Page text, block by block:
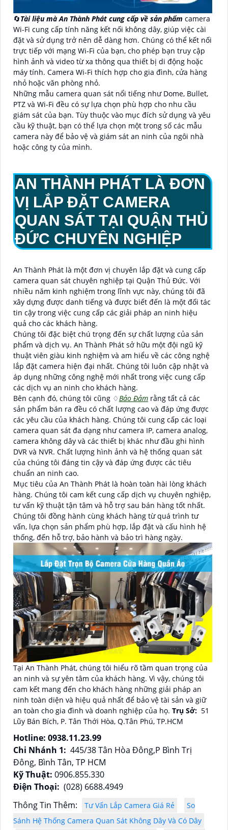
🔄Tài liệu mà An Thành Phát cung cấp về sản phẩm camera
Wi-Fi cung cấp tính năng kết nối không dây, giúp việc cài
đặt và sử dụng trở nên dễ dàng hơn. Chúng có thể kết nối
trực tiếp với mạng Wi-Fi của bạn, cho phép bạn truy cập
hình ảnh và video từ xa thông qua thiết bị di động hoặc
máy tính. Camera Wi-Fi thích hợp cho gia đình, cửa hàng
nhỏ hoặc văn phòng nhỏ.
Những mẫu camera quan sát nổi tiếng như Dome, Bullet,
PTZ và Wi-Fi đều có sự lựa chọn phù hợp cho nhu cầu
giám sát của bạn. Tùy thuộc vào mục đích sử dụng và yêu
cầu kỹ thuật, bạn có thể lựa chọn một trong số các mẫu
camera này để bảo vệ và giám sát an ninh của ngôi nhà
hoặc công ty của mình.
AN THÀNH PHÁT LÀ ĐƠN
VỊ LẮP ĐẶT CAMERA
QUAN SÁT TẠI QUẬN THỦ
ĐỨC CHUYÊN NGHIỆP
An Thành Phát là một đơn vị chuyên lắp đặt và cung cấp
camera quan sát chuyên nghiệp tại Quận Thủ Đức. Với
nhiều năm kinh nghiệm trong lĩnh vực này, chúng tôi đã
xây dựng được danh tiếng và được biết đến là một đối tác
tin cậy trong việc cung cấp các giải pháp an ninh hiệu
quả cho các khách hàng.
Chúng tôi đặc biệt chú trọng đến sự chất lượng của sản
phẩm và dịch vụ. An Thành Phát sở hữu một đội ngũ kỹ
thuật viên giàu kinh nghiệm và am hiểu về các công nghệ
lắp đặt camera hiện đại nhất. Chúng tôi luôn cập nhật và
áp dụng những công nghệ mới nhất trong việc cung cấp
các dịch vụ an ninh cho khách hàng.
Bên cạnh đó, chúng tôi cũng ♢Bảo Đảm rằng tất cả các
sản phẩm bán ra đều có chất lượng cao và đáp ứng được
các yêu cầu của khách hàng. Chúng tôi cung cấp các loại
camera quan sát đa dạng như camera IP, camera analog,
camera không dây và các thiết bị khác như đầu ghi hình
DVR và NVR. Chất lượng hình ảnh và hệ thống quan sát
của chúng tôi đáng tin cậy và đáp ứng được các tiêu
chuẩn an ninh cao.
Mục tiêu của An Thành Phát là hoàn toàn hài lòng khách
hàng. Chúng tôi cam kết cung cấp dịch vụ chuyên nghiệp,
tư vấn kỹ thuật tận tâm và hỗ trợ sau bán hàng tốt nhất.
Chúng tôi đồng hành cùng khách hàng từ quá trình tư
vấn, lựa chọn sản phẩm phù hợp, lắp đặt và cấu hình hệ
thống, đến hỗ trợ, bảo hành và bảo trì hàng ngày.
Tại An Thành Phát, chúng tôi hiểu rõ tầm quan trọng của
an ninh và sự yên tâm của khách hàng. Vì vậy, chúng tôi
cam kết mang đến cho khách hàng những giải pháp an
ninh toàn diện và hiệu quả nhất để bảo vệ tài sản và giữ
an toàn cho gia đình và doanh nghiệp của họ. Trụ Sở: 51
Lũy Bán Bích, P. Tân Thới Hòa, Q.Tân Phú, TP.HCM
Hotline: 0938.11.23.99
Chi Nhánh 1: 445/38 Tân Hòa Đông,P Bình Trị
Đông, Bình Tân, TP HCM
Kỹ Thuật: 0906.855.330
Điện Thoại: (028) 6688.4949
Thông Tin Thêm:
Tư Vấn Lắp Camera Giá Rẻ
So
Sánh Hệ Thống Camera Quan Sát Không Dây Và Có Dây